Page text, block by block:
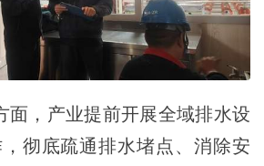
，产业提前开展全域排水设
彻底疏通排水堵点、消除安